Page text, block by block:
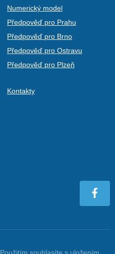
Numerický model
Předpověď pro Prahu
Předpověď pro Brno
Předpověď pro Ostravu
Předpověď pro Plzeň
Kontakty
Použitím souhlasíte s uložením